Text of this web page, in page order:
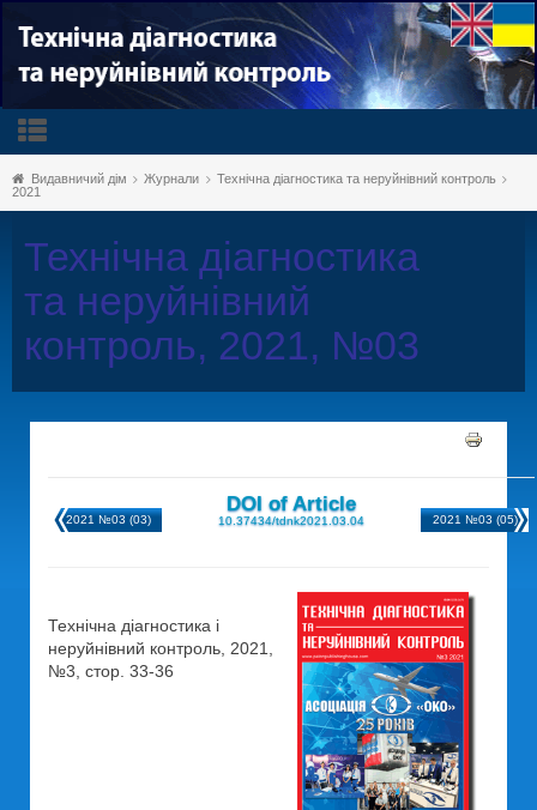
Видавничий дім Журнали
Технічна діагностика та неруйнівний контроль
2021
Технічна діагностика
та неруйнівний
контроль, 2021, №03
2021 №03 (03)
DOI of Article
10.37434/tdnk2021.03.04 2021 №03 (05)
Технічна діагностика і
неруйнівний контроль, 2021,
№3, стор. 33-36